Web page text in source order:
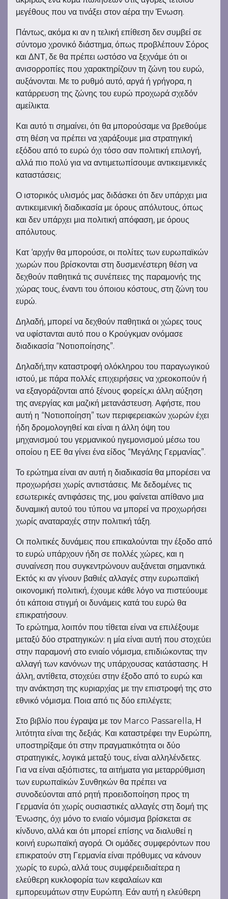
μεγέθους που να τινάξει στον αέρα την Ένωση.
Πάντως, ακόμα κι αν η τελική επίθεση δεν συμβεί σε
σύντομο χρονικό διάστημα, όπως προβλέπουν Σόρος
και ΔΝΤ, δε θα πρέπει ωστόσο να ξεχνάμε ότι οι
ανισορροπίες που χαρακτηρίζουν τη ζώνη του ευρώ,
αυξάνονται. Με το ρυθμό αυτό, αργά ή γρήγορα, η
κατάρρευση της ζώνης του ευρώ προχωρά σχεδόν
αμείλικτα.
Και αυτό τι σημαίνει, ότι θα μπορούσαμε να βρεθούμε
στη θέση να πρέπει να χαράξουμε μια στρατηγική
εξόδου από το ευρώ όχι τόσο σαν πολιτική επιλογή,
αλλά πιο πολύ για να αντιμετωπίσουμε αντικειμενικές
καταστάσεις;
Ο ιστορικός υλισμός μας διδάσκει ότι δεν υπάρχει μια
αντικειμενική διαδικασία με όρους απόλυτους, όπως
και δεν υπάρχει μια πολιτική απόφαση, με όρους
απόλυτους.
Κατ ‘αρχήν θα μπορούσε, οι πολίτες των ευρωπαϊκών
χωρών που βρίσκονται στη δυσμενέστερη θέση να
δεχθούν παθητικά τις συνέπειες της παραμονής της
χώρας τους, έναντι του όποιου κόστους, στη ζώνη του
ευρώ.
Δηλαδή, μπορεί να δεχθούν παθητικά οι χώρες τους
να υφίστανται αυτό που ο Κρούγκμαν ονόμασε
διαδικασία “Νοτιοποίησης”.
Δηλαδή,την καταστροφή ολόκληρου του παραγωγικού
ιστού, με πάρα πολλές επιχειρήσεις να χρεοκοπούν ή
να εξαγοράζονται από ξένους φορείς,κι άλλη αύξηση
της ανεργίας και μαζική μετανάστευση. Αφήστε, που
αυτή η “Νοτιοποίηση” των περιφερειακών χωρών έχει
ήδη δρομολογηθεί και είναι η άλλη όψη του
μηχανισμού του γερμανικού ηγεμονισμού μέσω του
οποίου η ΕΕ θα γίνει ένα είδος “Μεγάλης Γερμανίας”.
Το ερώτημα είναι αν αυτή η διαδικασία θα μπορέσει να
προχωρήσει χωρίς αντιστάσεις. Με δεδομένες τις
εσωτερικές αντιφάσεις της, μου φαίνεται απίθανο μια
δυναμική αυτού του τύπου να μπορεί να προχωρήσει
χωρίς αναταραχές στην πολιτική τάξη.
Οι πολιτικές δυνάμεις που επικαλούνται την έξοδο από
το ευρώ υπάρχουν ήδη σε πολλές χώρες, και η
συναίνεση που συγκεντρώνουν αυξάνεται σημαντικά.
Εκτός κι αν γίνουν βαθιές αλλαγές στην ευρωπαϊκή
οικονομική πολιτική, έχουμε κάθε λόγο να πιστεύουμε
ότι κάποια στιγμή οι δυνάμεις κατά του ευρώ θα
επικρατήσουν.
Το ερώτημα, λοιπόν που τίθεται είναι να επιλέξουμε
μεταξύ δύο στρατηγικών: η μία είναι αυτή που στοχεύει
στην παραμονή στο ενιαίο νόμισμα, επιδιώκοντας την
αλλαγή των κανόνων της υπάρχουσας κατάστασης. Η
άλλη, αντίθετα, στοχεύει στην έξοδο από το ευρώ και
την ανάκτηση της κυριαρχίας με την επιστροφή της στο
εθνικό νόμισμα. Ποια από τις δύο επιλέγετε;
Στο βιβλίο που έγραψα με τον Marco Passarella, Η
λιτότητα είναι της δεξιάς. Και καταστρέφει την Ευρώπη,
υποστηρίξαμε ότι στην πραγματικότητα οι δύο
στρατηγικές, λογικά μεταξύ τους, είναι αλληλένδετες.
Για να είναι αξιόπιστες, τα αιτήματα για μεταρρύθμιση
των ευρωπαϊκών Συνθηκών θα πρέπει να
συνοδεύονται από ρητή προειδοποίηση προς τη
Γερμανία ότι χωρίς ουσιαστικές αλλαγές στη δομή της
Ένωσης, όχι μόνο το ενιαίο νόμισμα βρίσκεται σε
κίνδυνο, αλλά και ότι μπορεί επίσης να διαλυθεί η
κοινή ευρωπαϊκή αγορά. Οι ομάδες συμφερόντων που
επικρατούν στη Γερμανία είναι πρόθυμες να κάνουν
χωρίς το ευρώ, αλλά τους συμφέρειιδιαίτερα η
ελεύθερη κυκλοφορία των κεφαλαίων και
εμπορευμάτων στην Ευρώπη. Εάν αυτή η ελεύθερη